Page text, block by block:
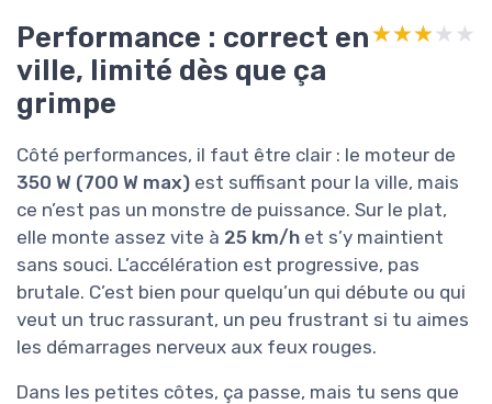
Performance : correct en
ville, limité dès que ça
grimpe
★★★★★
★★★★★
Côté performances, il faut être clair : le moteur de
350 W (700 W max) est suffisant pour la ville, mais
ce n’est pas un monstre de puissance. Sur le plat,
elle monte assez vite à 25 km/h et s’y maintient
sans souci. L’accélération est progressive, pas
brutale. C’est bien pour quelqu’un qui débute ou qui
veut un truc rassurant, un peu frustrant si tu aimes
les démarrages nerveux aux feux rouges.
Dans les petites côtes, ça passe, mais tu sens que